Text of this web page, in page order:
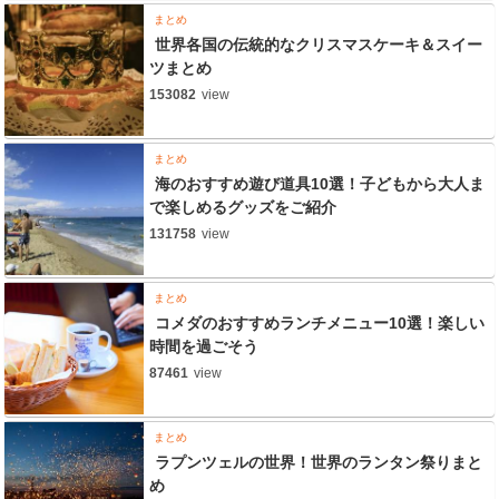
まとめ
世界各国の伝統的なクリスマスケーキ＆スイー
ツまとめ
153082 view
まとめ
海のおすすめ遊び道具10選！子どもから大人ま
で楽しめるグッズをご紹介
131758 view
まとめ
コメダのおすすめランチメニュー10選！楽しい
時間を過ごそう
87461 view
まとめ
ラプンツェルの世界！世界のランタン祭りまと
め